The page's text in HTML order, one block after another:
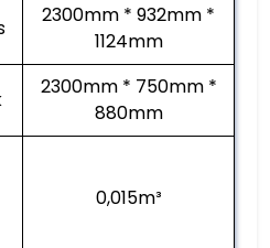
2300mm * 932mm *
1124mm
2300mm * 750mm *
880mm
0,015m³